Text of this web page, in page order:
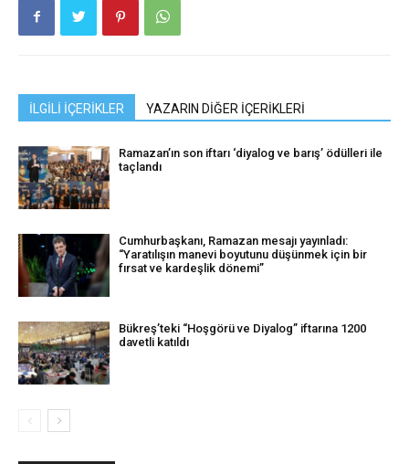
İLGİLİ İÇERİKLER YAZARIN DİĞER İÇERİKLERİ
Ramazan’ın son iftarı ‘diyalog ve barış’ ödülleri ile
taçlandı
Cumhurbaşkanı, Ramazan mesajı yayınladı:
“Yaratılışın manevi boyutunu düşünmek için bir
fırsat ve kardeşlik dönemi”
Bükreş’teki “Hoşgörü ve Diyalog” iftarına 1200
davetli katıldı